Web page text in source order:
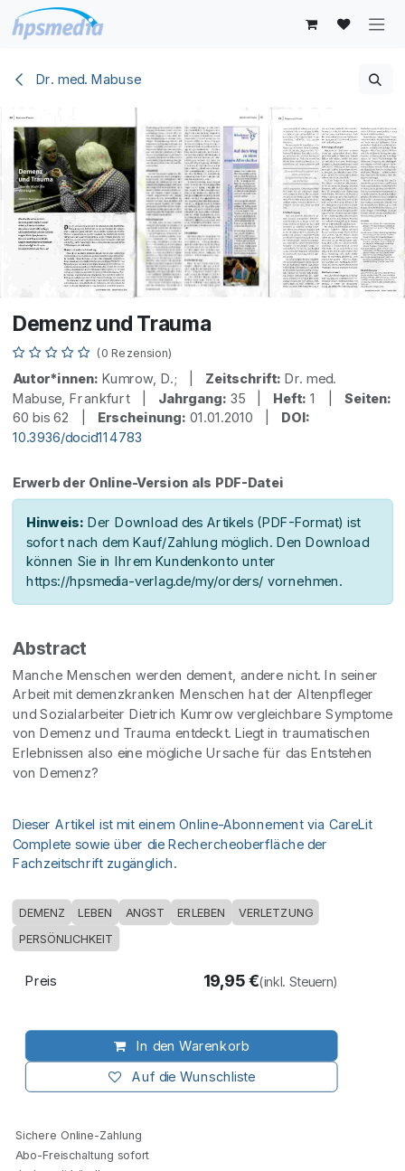
Zum Inhalt springen
Dr. med. Mabuse
Demenz und Trauma
(0 Rezension)
Autor*innen: Kumrow, D.; | Zeitschrift: Dr. med.
Mabuse, Frankfurt | Jahrgang: 35 | Heft: 1 | Seiten:
60 bis 62 | Erscheinung: 01.01.2010 | DOI:
10.3936/docid114783
Erwerb der Online-Version als PDF-Datei
Hinweis: Der Download des Artikels (PDF-Format) ist
sofort nach dem Kauf/Zahlung möglich. Den Download
können Sie in Ihrem Kundenkonto unter
https://hpsmedia-verlag.de/my/orders/ vornehmen.
Abstract
Manche Menschen werden dement, andere nicht. In seiner
Arbeit mit demenzkranken Menschen hat der Altenpfleger
und Sozialarbeiter Dietrich Kumrow vergleichbare Symptome
von Demenz und Trauma entdeckt. Liegt in traumatischen
Erlebnissen also eine mögliche Ursache für das Entstehen
von Demenz?
Dieser Artikel ist mit einem Online-Abonnement via CareLit
Complete sowie über die Rechercheoberfläche der
Fachzeitschrift zugänglich.
DEMENZ LEBEN ANGST ERLEBEN VERLETZUNG
PERSÖNLICHKEIT
In den Warenkorb
Auf die Wunschliste
Preis 19,95€(inkl. Steuern)
Sichere Online-Zahlung
Abo-Freischaltung sofort